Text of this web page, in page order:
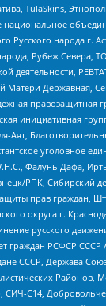
TulaSkins,
национальное
Русского народа г.
Рубеж Севера,
деятельности,
Матери Державная,
правозащитная
инициативная
Аят,
уголовное
Фалунь Дафа,
РПК, Сибирский
прав граждан,
округа г.
русского
граждан РСФСР СССР
СССР, Держава
Районов,
СИЧ-С14,